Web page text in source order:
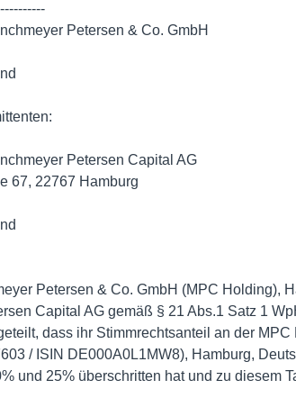
Petersen & Co. GmbH
Petersen Capital AG
67, 22767 Hamburg
Petersen & Co. GmbH (MPC Holding),
Capital AG gemäß § 21 Abs.1 Satz 1
dass ihr Stimmrechtsanteil an der
/ ISIN DE000A0L1MW8), Hamburg,
und 25% überschritten hat und zu diesem